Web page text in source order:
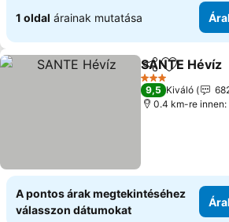
1 oldal árainak mutatása
Megosztás
SANTE Hévíz
3 Kategória
9,5 Kiváló
0.4 km-re innen:
A pontos árak megtekintéséhez
válasszon dátumokat